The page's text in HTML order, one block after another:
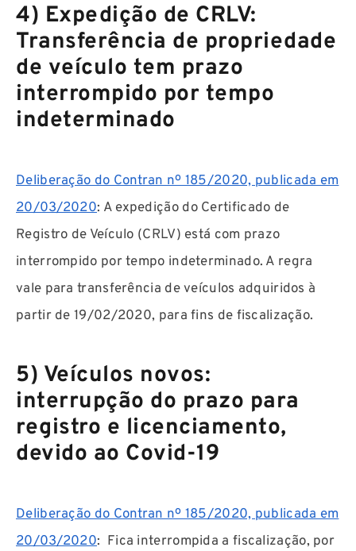
4) Expedição de CRLV:
Transferência de propriedade
de veículo tem prazo
interrompido por tempo
indeterminado
Deliberação do Contran nº 185/2020, publicada em
20/03/2020: A expedição do Certificado de
Registro de Veículo (CRLV) está com prazo
interrompido por tempo indeterminado. A regra
vale para transferência de veículos adquiridos à
partir de 19/02/2020, para fins de fiscalização.
5) Veículos novos:
interrupção do prazo para
registro e licenciamento,
devido ao Covid-19
Deliberação do Contran nº 185/2020, publicada em
20/03/2020: Fica interrompida a fiscalização, por